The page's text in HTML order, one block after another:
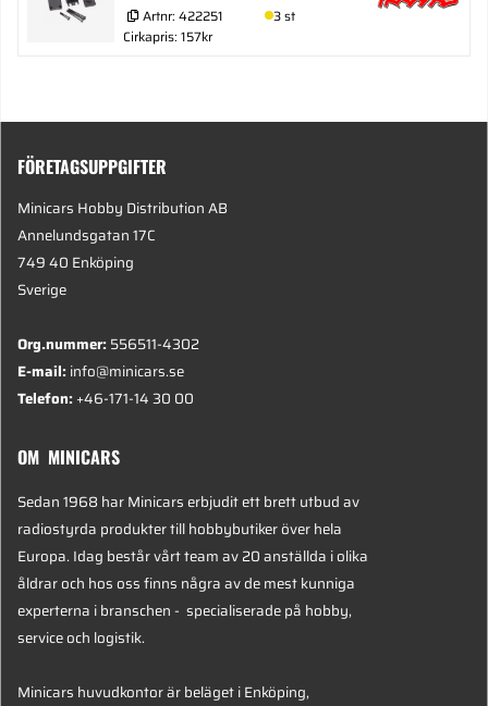
Artnr: 422251
3 st
Cirkapris: 157kr
FÖRETAGSUPPGIFTER
Minicars Hobby Distribution AB
Annelundsgatan 17C
749 40 Enköping
Sverige
Org.nummer:556511-4302
E-mail:info@minicars.se
Telefon:+46-171-14 30 00
OM MINICARS
Sedan 1968 har Minicars erbjudit ett brett utbud av
radiostyrda produkter till hobbybutiker över hela
Europa. Idag består vårt team av 20 anställda i olika
åldrar och hos oss finns några av de mest kunniga
experterna i branschen - specialiserade på hobby,
service och logistik.
Minicars huvudkontor är beläget i Enköping,